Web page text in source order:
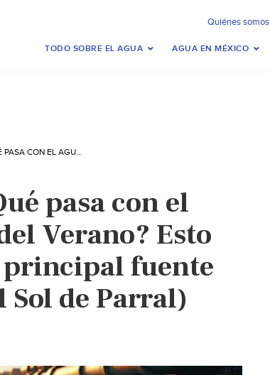
Quiénes somos
TODO SOBRE EL AGUA AGUA EN MÉXICO
CHIHUAHUA-¿QUÉ PASA CON EL AGUA DE VALLE DEL VERANO? ESTO SABEMOS DE LA PRINCIPAL FUENTE PARA PARRAL (EL SOL DE PARRAL)
pasa con el
Verano? Esto
principal fuente
de Parral)